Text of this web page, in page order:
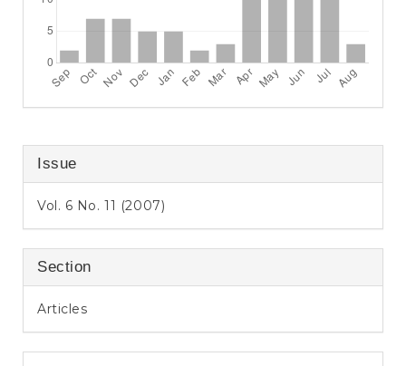
Issue
Vol. 6 No. 11 (2007)
Section
Articles